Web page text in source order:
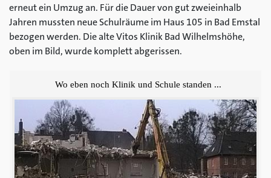
erneut ein Umzug an. Für die Dauer von gut zweieinhalb
Jahren mussten neue Schulräume im Haus 105 in Bad Emstal
bezogen werden. Die alte Vitos Klinik Bad Wilhelmshöhe,
oben im Bild, wurde komplett abgerissen.
Wo eben noch Klinik und Schule standen ...